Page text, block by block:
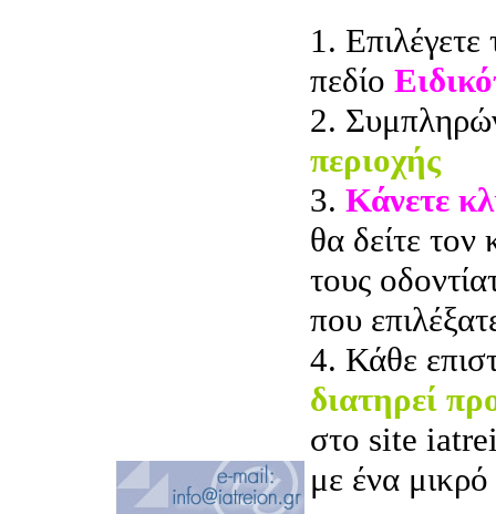
1. Επιλέγετε
πεδίο
2.
περιοχής
3. Κάνετε
θα δείτε
τους
που
4. Κάθε
διατηρεί
στο site
με ένα